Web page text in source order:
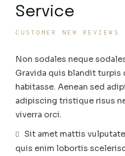
Service
CUSTOMER NEW REVIEWS
Non sodales neque
Gravida quis blandit turpis
habitasse. Aenean sed
adipiscing tristique risus
viverra orci.
Sit amet mattis
quis enim lobortis